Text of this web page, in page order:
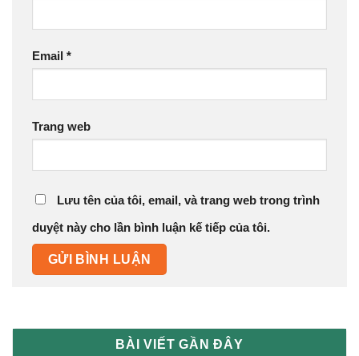
Email *
Trang web
Lưu tên của tôi, email, và trang web trong trình
duyệt này cho lần bình luận kế tiếp của tôi.
BÀI VIẾT GẦN ĐÂY